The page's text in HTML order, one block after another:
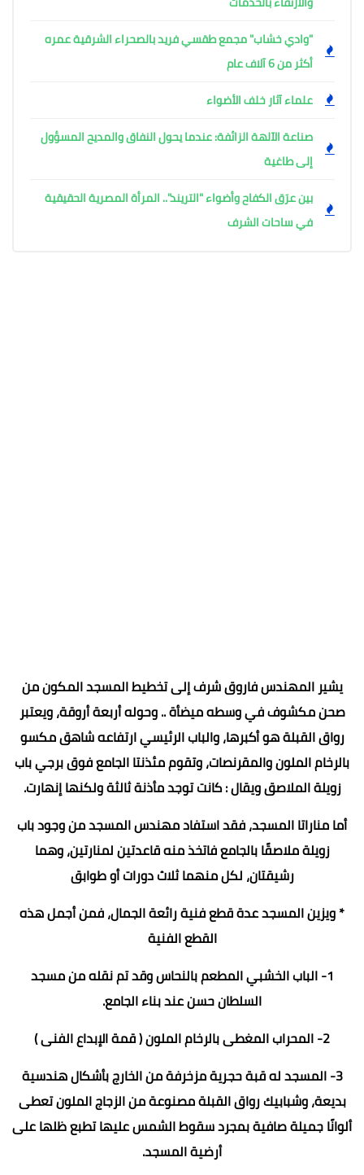
"وادي خشاب" مجمع طقسي فريد بالصحراء الشرقية عمره
أكثر من 6 آلاف عام
علماء آثار خلف الأضواء
صناعة الآلهة الزائفة: عندما يحول النفاق والمديح المسؤول
إلى طاغية
بين عرَق الكفاح وأضواء "التريند".. المرأة المصرية الحقيقية
في ساحات الشرف
يشير المهندس فاروق شرف إلى تخطيط المسجد المكون من
صحن مكشوف في وسطه ميضأة .. وحوله أربعة أروقة، ويعتبر
رواق القبلة هو أكبرها، والباب الرئيسي ارتفاعه شاهق مكسو
بالرخام الملون والمقرنصات، وتقوم مئذنتا الجامع فوق برجي باب
زويلة الملاصق ويقال : كانت توجد مأذنة ثالثة ولكنها إنهارت.
أما مناراتا المسجد، فقد استفاد مهندس المسجد من وجود باب
زويلة ملاصقًا بالجامع فاتخذ منه قاعدتين لمنارتين، وهما
رشيقتان، لكل منهما ثلاث دورات أو طوابق
* ويزين المسجد عدة قطع فنية رائعة الجمال، فمن أجمل هذه
القطع الفنية
1- الباب الخشبي المطعم بالنحاس وقد تم نقله من مسجد
السلطان حسن عند بناء الجامع.
2- المحراب المغطى بالرخام الملون ( قمة الإبداع الفنى )
3- المسجد له قبة حجرية مزخرفة من الخارج بأشكال هندسية
بديعة، وشبابيك رواق القبلة مصنوعة من الزجاج الملون تعطى
ألوانًا جميلة صافية بمجرد سقوط الشمس عليها تطبع ظلها على
أرضية المسجد.